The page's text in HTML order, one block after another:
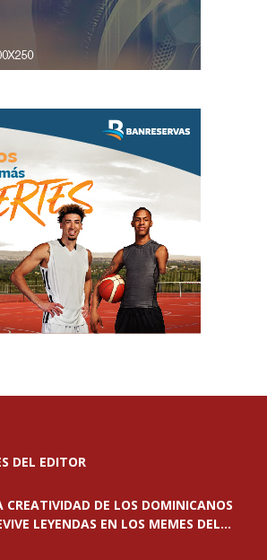
DEL EDITOR
CREATIVIDAD DE LOS DOMINICANOS
LEYENDAS EN LOS MEMES DEL...